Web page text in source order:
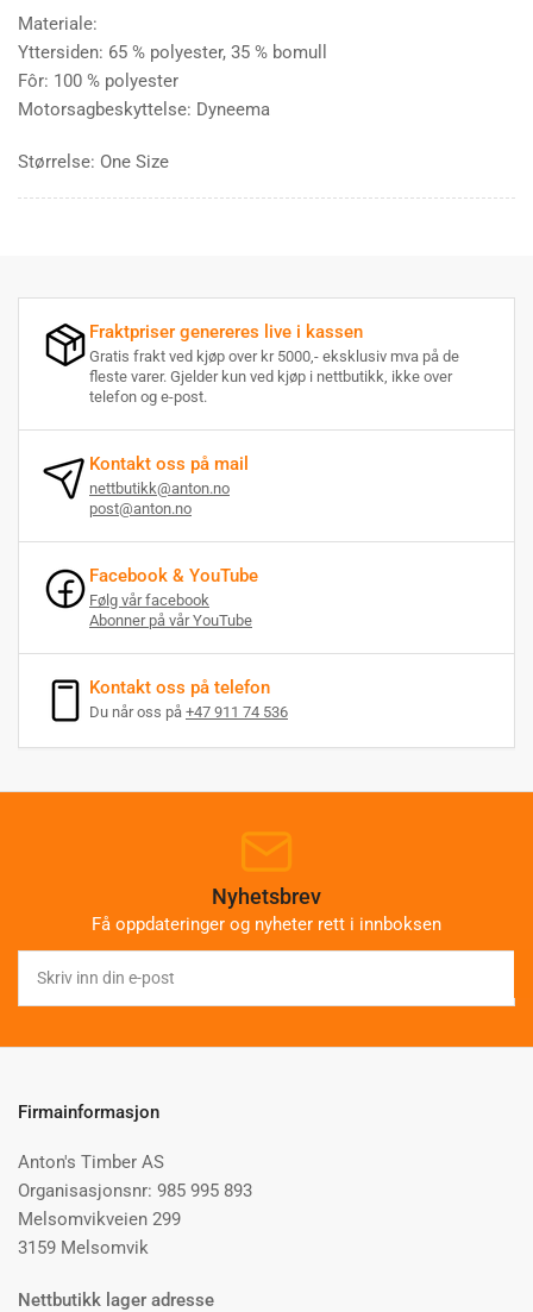
Materiale:
Yttersiden: 65 % polyester, 35 % bomull
Fôr: 100 % polyester
Motorsagbeskyttelse: Dyneema
Størrelse: One Size
Fraktpriser genereres live i kassen
Gratis frakt ved kjøp over kr 5000,- eksklusiv mva på de
fleste varer. Gjelder kun ved kjøp i nettbutikk, ikke over
telefon og e-post.
Kontakt oss på mail
nettbutikk@anton.no
post@anton.no
Facebook & YouTube
Følg vår facebook
Abonner på vår YouTube
Kontakt oss på telefon
Du når oss på +47 911 74 536
Nyhetsbrev
Få oppdateringer og nyheter rett i innboksen
inn
din
post
Firmainformasjon
Anton's Timber AS
Organisasjonsnr: 985 995 893
Melsomvikveien 299
3159 Melsomvik
Nettbutikk lager adresse